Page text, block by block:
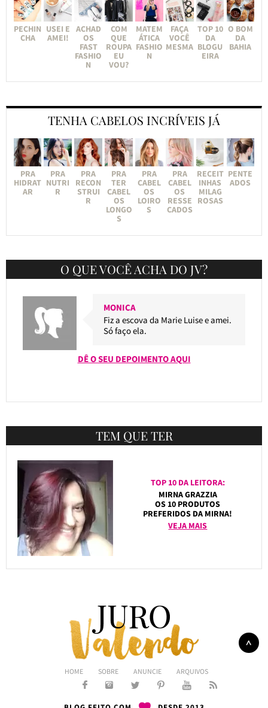
PECHIN
CHA
USEI E
AMEI!
ACHAD
OS
FAST
FASHIO
N
COM
QUE
ROUPA
EU
VOU?
MATEM
ÁTICA
FASHIO
N
FAÇA
VOCÊ
MESMA
TOP 10
DA
BLOGU
EIRA
O BOM
DA
BAHIA
TENHA CABELOS INCRÍVEIS JÁ
PRA
HIDRAT
AR
PRA
NUTRI
R
PRA
RECON
STRUI
R
PRA
TER
CABEL
OS
LONGO
S
PRA
CABEL
OS
LOIRO
S
PRA
CABEL
OS
RESSE
CADOS
RECEIT
INHAS
MILAG
ROSAS
PENTE
ADOS
O QUE VOCÊ ACHA DO JV?
MONICA
Fiz a escova da Marie Luise e amei.
Só faço ela.
DÊ O SEU DEPOIMENTO AQUI
TEM QUE TER
TOP 10 DA LEITORA:
MIRNA GRAZZIA
OS 10 PRODUTOS
PREFERIDOS DA MIRNA!
VEJA MAIS
HOME SOBRE ANUNCIE ARQUIVOS